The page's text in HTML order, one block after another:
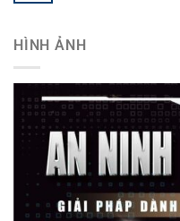
HÌNH ẢNH